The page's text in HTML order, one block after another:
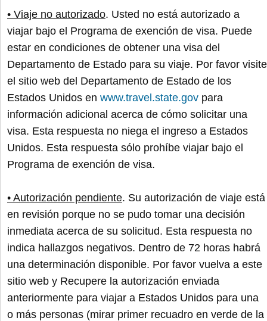
• Viaje no autorizado. Usted no está autorizado a
viajar bajo el Programa de exención de visa. Puede
estar en condiciones de obtener una visa del
Departamento de Estado para su viaje. Por favor visite
el sitio web del Departamento de Estado de los
Estados Unidos en www.travel.state.gov para
información adicional acerca de cómo solicitar una
visa. Esta respuesta no niega el ingreso a Estados
Unidos. Esta respuesta sólo prohíbe viajar bajo el
Programa de exención de visa.
• Autorización pendiente. Su autorización de viaje está
en revisión porque no se pudo tomar una decisión
inmediata acerca de su solicitud. Esta respuesta no
indica hallazgos negativos. Dentro de 72 horas habrá
una determinación disponible. Por favor vuelva a este
sitio web y Recupere la autorización enviada
anteriormente para viajar a Estados Unidos para una
o más personas (mirar primer recuadro en verde de la